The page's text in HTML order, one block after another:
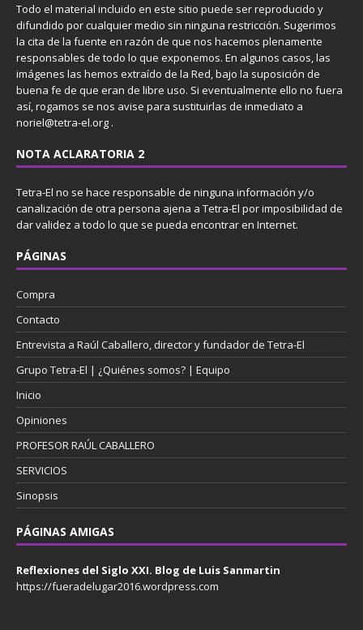
Todo el material incluido en este sitio puede ser reproducido y
difundido por cualquier medio sin ninguna restricción. Sugerimos
la cita de la fuente en razón de que nos hacemos plenamente
responsables de todo lo que exponemos. En algunos casos, las
imágenes las hemos extraído de la Red, bajo la suposición de
buena fe de que eran de libre uso. Si eventualmente ello no fuera
así, rogamos se nos avise para sustituirlas de inmediato a
noriel@tetra-el.org .
NOTA ACLARATORIA 2
Tetra-El no se hace responsable de ninguna información y/o
canalización de otra persona ajena a Tetra-El por imposibilidad de
dar validez a todo lo que se pueda encontrar en Internet.
PÁGINAS
Compra
Contacto
Entrevista a Raúl Caballero, director y fundador de Tetra-El
Grupo Tetra-El | ¿Quiénes somos? | Equipo
Inicio
Opiniones
PROFESOR RAÚL CABALLERO
SERVICIOS
Sinopsis
PÁGINAS AMIGAS
Reflexiones del Siglo XXI. Blog de Luis Sanmartin
https://fueradelugar2016.wordpress.com